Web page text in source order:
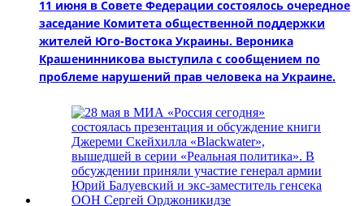
11 июня в Совете Федерации состоялось очередное
заседание Комитета общественной поддержки
жителей Юго-Востока Украины. Вероника
Крашенинникова выступила с сообщением по
проблеме нарушений прав человека на Украине.